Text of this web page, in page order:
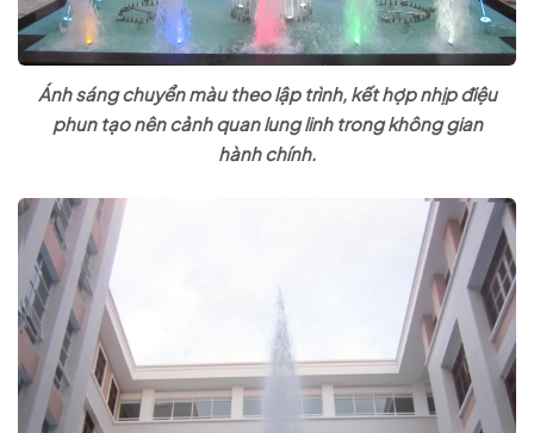
Ánh sáng chuyển màu theo lập trình, kết hợp nhịp điệu
phun tạo nên cảnh quan lung linh trong không gian
hành chính.